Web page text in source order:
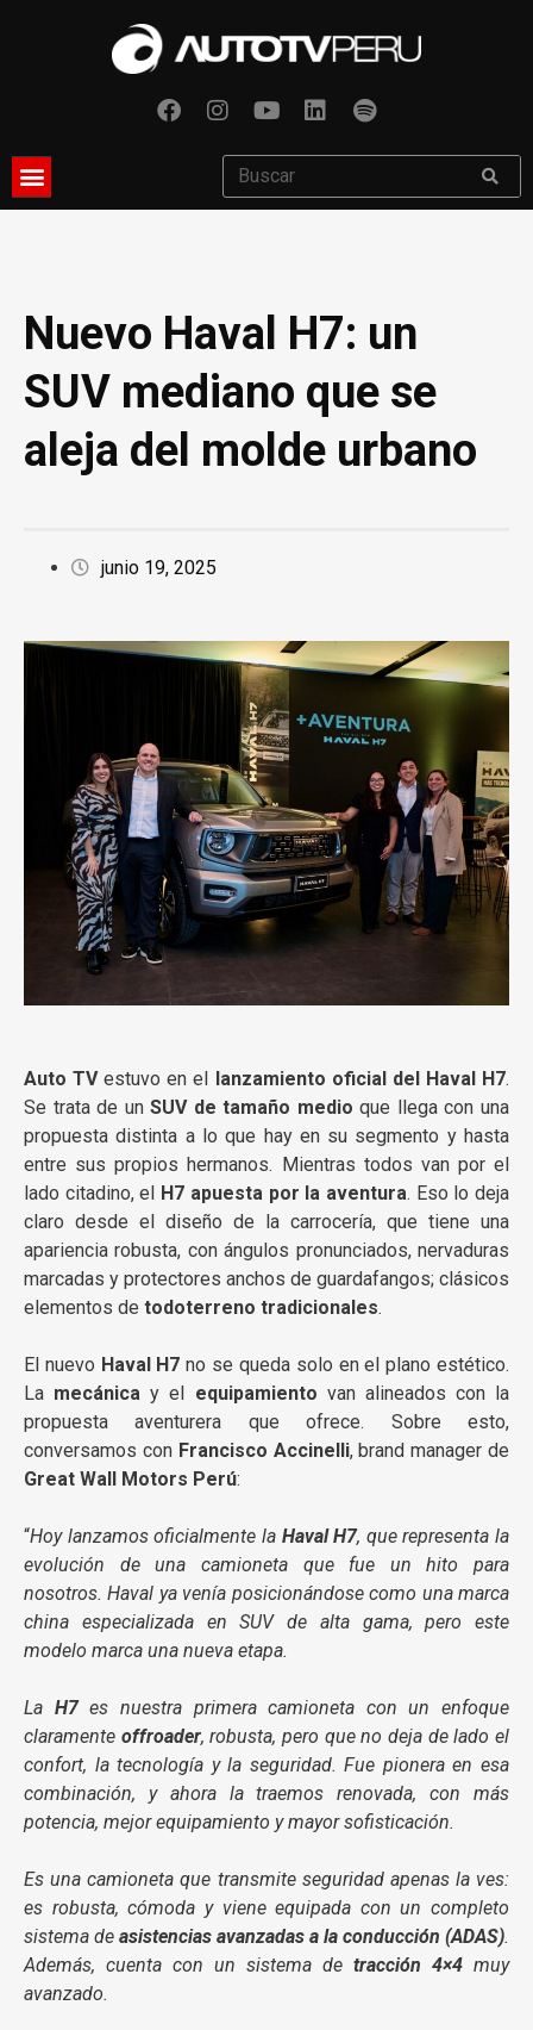
Nuevo Haval H7: un
SUV mediano que se
aleja del molde urbano
junio 19, 2025
Auto TVestuvo en el lanzamiento oficial del Haval H7.
Se trata de unSUV de tamaño medio que llega con una
propuesta distinta a lo que hay en su segmento y hasta
entre sus propios hermanos. Mientras todos van por el
lado citadino, el
H7 apuesta por la aventura. Eso lo deja
claro desde el diseño de la carrocería, que tiene una
apariencia robusta, con ángulos pronunciados, nervaduras
marcadas y protectores anchos de guardafangos; clásicos
elementos de todoterreno tradicionales.
El nuevo Haval H7 no se queda solo en el plano estético.
La mecánica y el equipamiento van alineados con la
propuesta aventurera que ofrece. Sobre esto,
conversamos con Francisco Accinelli, brand manager de
Great Wall Motors Perú:
“Hoy lanzamos oficialmente la Haval H7, que representa la
evolución de una camioneta que fue un hito para
nosotros. Haval ya venía posicionándose como una marca
china especializada en SUV de alta gama, pero este
modelo marca una nueva etapa.
La H7es nuestra primera camioneta con un enfoque
claramente offroader, robusta, pero que no deja de lado el
confort, la tecnología y la seguridad. Fue pionera en esa
combinación, y ahora la traemos renovada, con más
potencia, mejor equipamiento y mayor sofisticación.
Es una camioneta que transmite seguridad apenas la ves:
es robusta, cómoda y viene equipada con un completo
sistema de asistencias avanzadas a la conducción (ADAS).
Además, cuenta con un sistema de tracción 4×4 muy
avanzado.